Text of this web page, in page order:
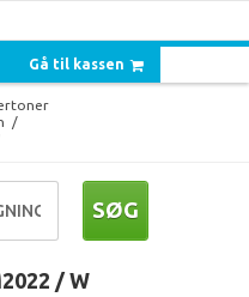
Gå til kassen
/
SØG
/ W